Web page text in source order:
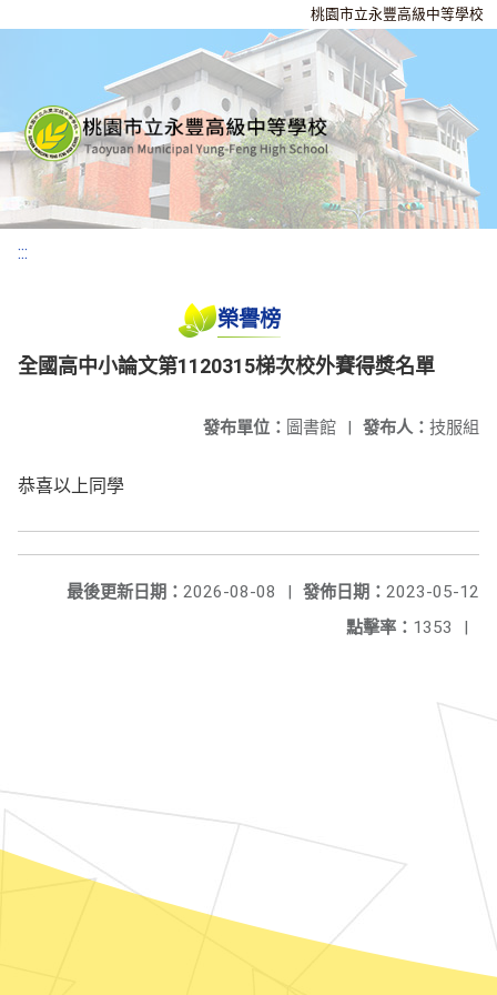
桃園市立永豐高級中等學校
:::
榮譽榜
全國高中小論文第1120315梯次校外賽得獎名單
發布人： 技服組
發布單位： 圖書館 |
恭喜以上同學
發佈日期： 2023-05-12
最後更新日期： 2026-08-08
|
點擊率： 1353 |